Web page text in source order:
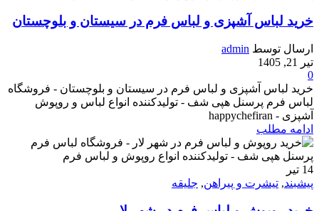
خرید لباس آشپزی و لباس فرم در سیستان و بلوچستان
ارسال توسط admin
تیر 21, 1405
0
خرید لباس آشپزی و لباس فرم در سیستان و بلوچستان - فروشگاه
لباس فرم پرسنل هپی شف - تولیدکننده انواع لباس و روپوش
آشپزی - happychefiran
ادامه مطلب
14 تیر
پیشبند, تیشرت و پیراهن, جلیقه